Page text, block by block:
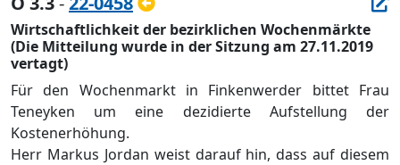
Wirtschaftlichkeit der bezirklichen Wochenmärkte
(Die Mitteilung wurde in der Sitzung am 27.11.2019
vertagt)
Für den Wochenmarkt in Finkenwerder bittet Frau
Teneyken um eine dezidierte Aufstellung der
Kostenerhöhung.
Herr Markus Jordan weist darauf hin, dass auf diesem